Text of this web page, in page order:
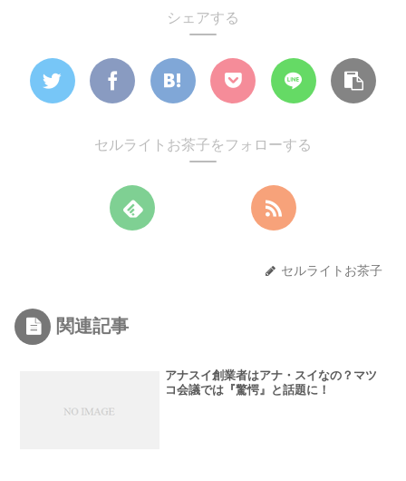
シェアする
セルライトお茶子をフォローする
セルライトお茶子
関連記事
アナスイ創業者はアナ・スイなの？マツ
コ会議では『驚愕』と話題に！